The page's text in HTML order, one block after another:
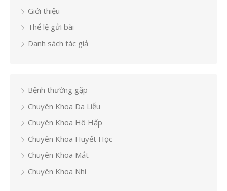
Giới thiệu
Thể lệ gửi bài
Danh sách tác giả
Bệnh thường gặp
Chuyên Khoa Da Liễu
Chuyên Khoa Hô Hấp
Chuyên Khoa Huyết Học
Chuyên Khoa Mắt
Chuyên Khoa Nhi